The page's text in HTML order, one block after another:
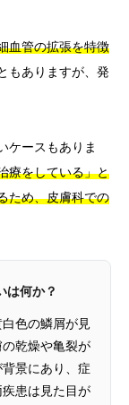
血管の拡張を特徴
もありますが、発
ケースもありま
療をしている」と
ため、皮膚科での
は何か？
色の鱗屑が見
乾燥や亀裂が
景にあり、症
患は見た目が